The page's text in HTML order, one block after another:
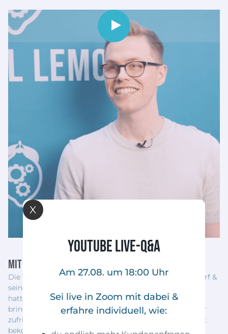
X
YouTube Live-Q&A
Am 27.08. um 18:00 Uhr
Sei live in Zoom mit dabei &
erfahre individuell, wie:
Mit YouTube Heiße Hochpreis-Leads gewinnen
Die Theorie hinter Business, die haben Marvin Hagendorf &
seine Geschäftspartner sich schon eingekauft. Aber sie
hatten Schwierigkeiten, die vollen PS auf die Straße zu
bringen. Auch ihre Bestandskunden waren mehr als nur
zufrieden. Neue Leads haben sie deshalb trotzdem nicht
bekommen.